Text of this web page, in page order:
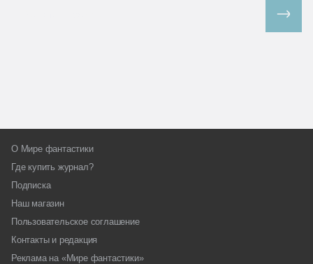
О Мире фантастики
Где купить журнал?
Подписка
Наш магазин
Пользовательское соглашение
Контакты и редакция
Реклама на «Мире фантастики»